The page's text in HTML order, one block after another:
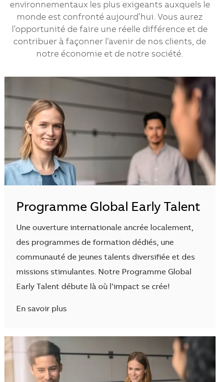
environnementaux les plus exigeants auxquels le
monde est confronté aujourd’hui. Vous aurez
l’opportunité de faire une réelle différence et de
contribuer à façonner l’avenir de nos clients, de
notre économie et de notre société.
Programme Global Early Talent
Une ouverture internationale ancrée localement,
des programmes de formation dédiés, une
communauté de jeunes talents diversifiée et des
missions stimulantes. Notre Programme Global
Early Talent débute là où l’impact se crée!
En savoir plus